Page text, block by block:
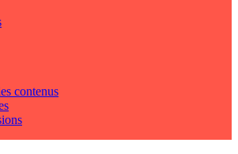
contenus